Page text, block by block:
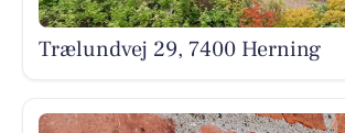
Trælundvej 29, 7400 Herning